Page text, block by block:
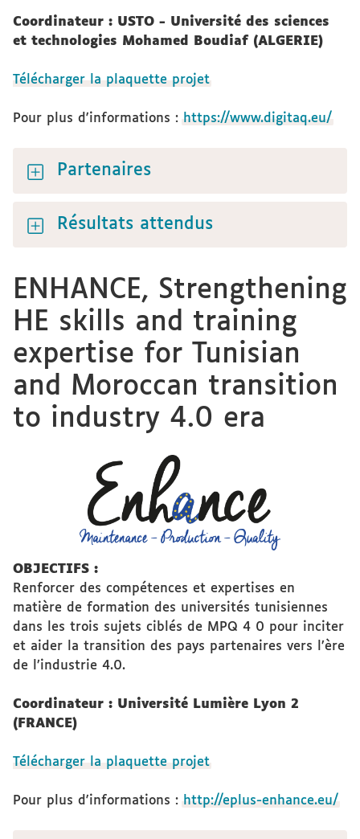
Coordinateur : USTO - Université des sciences
et technologies Mohamed Boudiaf (ALGERIE)
Télécharger la plaquette projet
Pour plus d'informations : https://www.digitaq.eu/
Partenaires
Résultats attendus
ENHANCE, Strengthening
HE skills and training
expertise for Tunisian
and Moroccan transition
to industry 4.0 era
OBJECTIFS :
Renforcer des compétences et expertises en
matière de formation des universités tunisiennes
dans les trois sujets ciblés de MPQ 4 0 pour inciter
et aider la transition des pays partenaires vers l’ère
de l’industrie 4.0.
Coordinateur : Université Lumière Lyon 2
(FRANCE)
Télécharger la plaquette projet
Pour plus d'informations : http://eplus-enhance.eu/